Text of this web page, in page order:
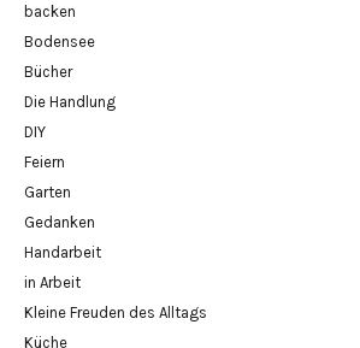
backen
Bodensee
Bücher
Die Handlung
DIY
Feiern
Garten
Gedanken
Handarbeit
in Arbeit
Kleine Freuden des Alltags
Küche